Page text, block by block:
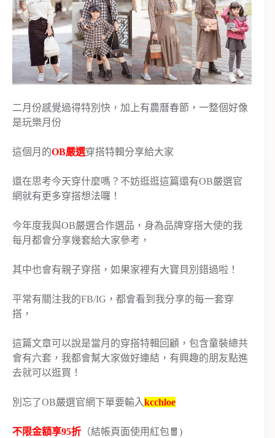
二月份感覺過得特別快，加上有農曆春節，一整個好像
是玩樂月份
這個月的OB嚴選穿搭特輯分享給大家
還在思考今天穿什麼嗎？不妨逛逛這篇還有OB嚴選官
網就有更多穿搭想法囉！
今年度我與OB嚴選合作選品，身為品牌穿搭大使的我
每月都會分享幾套給大家參考，
其中也會有親子穿搭，如果家裡有大寶貝別錯過啦！
平常有關注我的FB/IG，都會看到我分享的每一套穿
搭，
這篇文章可以說是當月的穿搭特輯回顧，包含童裝總共
會有六套，我都會幫大家做好連結，有興趣的朋友點進
去就可以逛買！
別忘了OB嚴選官網下單要輸入kcchloe
不限金額享95折 （結帳頁面使用紅包🧧)